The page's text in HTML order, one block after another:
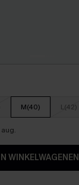
M(40) L(42)
WINKELWAGENEN